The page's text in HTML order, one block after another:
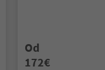
Od
172€